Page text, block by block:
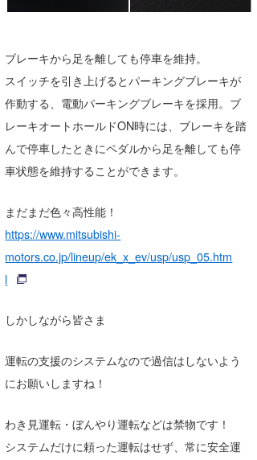
ブレーキから足を離しても停車を維持。
スイッチを引き上げるとパーキングブレーキが
作動する、電動パーキングブレーキを採用。ブ
レーキオートホールドON時には、ブレーキを踏
んで停車したときにペダルから足を離しても停
車状態を維持することができます。
まだまだ色々高性能！
https://www.mitsubishi-
motors.co.jp/lineup/ek_x_ev/usp/usp_05.htm
l
しかしながら皆さま
運転の支援のシステムなので過信はしないよう
にお願いしますね！
わき見運転・ぼんやり運転などは禁物です！
システムだけに頼った運転はせず、常に安全運